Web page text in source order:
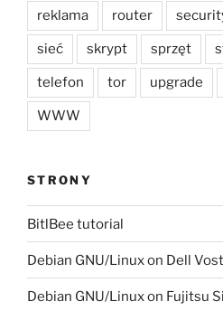
reklama router
sieć skrypt sprzęt
telefon tor upgrade
WWW
STRONY
BitlBee tutorial
Debian GNU/Linux on Dell
Debian GNU/Linux on Fujitsu